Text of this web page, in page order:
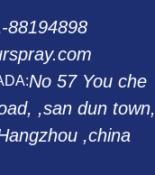
88194898
No 57 You che
,san dun town,
,china